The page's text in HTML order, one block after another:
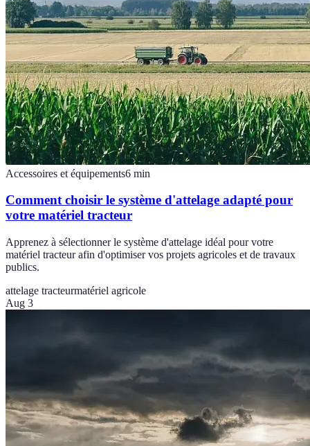
Accessoires et équipements6 min
Comment choisir le système d'attelage adapté pour
votre matériel tracteur
Apprenez à sélectionner le système d'attelage idéal pour votre
matériel tracteur afin d'optimiser vos projets agricoles et de travaux
publics.
attelage tracteurmatériel agricole
Aug 3